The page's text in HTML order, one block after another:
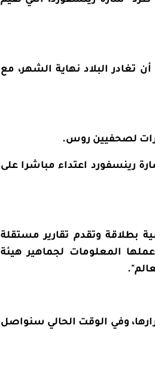
تغادر البلاد نهاية الشهر، مع
لصحفيين روس.
رينسفورد اعتداء مباشرا على
بطلاقة وتقدم تقارير مستقلة
المعلومات لجماهير هيئة
وفي الوقت الحالي سنواصل